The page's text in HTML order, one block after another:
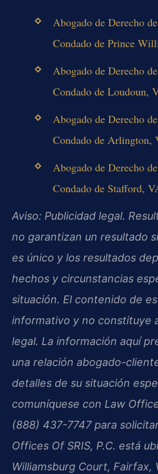
Abogado de Derecho
Condado de Prince
Abogado de Derecho
Condado de Loudoun,
Abogado de Derecho
Condado de Arlington,
Abogado de Derecho
Condado de Stafford,
Aviso: Publicidad legal.
no garantizan un resultado
es único y los resultados
hechos y circunstancias
situación. El contenido de
informativo y no constituye
legal. La información aquí
una relación abogado-
detalles de su situación
comuníquese con Law
(888) 437-7747 para
Offices Of SRIS, P.C. está
Williamsburg Court, Fairfax,